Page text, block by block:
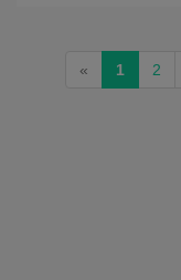
« 1 (current)
2